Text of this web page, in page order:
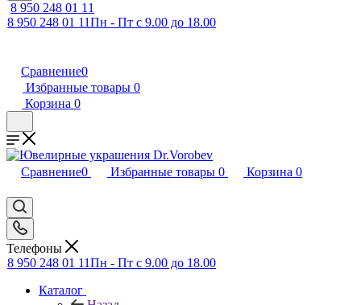
8 950 248 01 11
8 950 248 01 11Пн - Пт с 9.00 до 18.00
Сравнение0
Избранные товары 0
Корзина 0
Сравнение0 Избранные товары 0 Корзина 0
Телефоны
8 950 248 01 11Пн - Пт с 9.00 до 18.00
Каталог